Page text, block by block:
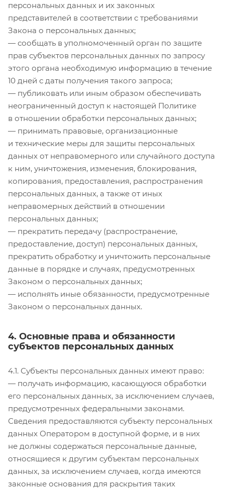
персональных данных и их законных
представителей в соответствии с требованиями
Закона о персональных данных;
— сообщать в уполномоченный орган по защите
прав субъектов персональных данных по запросу
этого органа необходимую информацию в течение
10 дней с даты получения такого запроса;
— публиковать или иным образом обеспечивать
неограниченный доступ к настоящей Политике
в отношении обработки персональных данных;
— принимать правовые, организационные
и технические меры для защиты персональных
данных от неправомерного или случайного доступа
к ним, уничтожения, изменения, блокирования,
копирования, предоставления, распространения
персональных данных, а также от иных
неправомерных действий в отношении
персональных данных;
— прекратить передачу (распространение,
предоставление, доступ) персональных данных,
прекратить обработку и уничтожить персональные
данные в порядке и случаях, предусмотренных
Законом о персональных данных;
— исполнять иные обязанности, предусмотренные
Законом о персональных данных.
4. Основные права и обязанности
субъектов персональных данных
4.1. Субъекты персональных данных имеют право:
— получать информацию, касающуюся обработки
его персональных данных, за исключением случаев,
предусмотренных федеральными законами.
Сведения предоставляются субъекту персональных
данных Оператором в доступной форме, и в них
не должны содержаться персональные данные,
относящиеся к другим субъектам персональных
данных, за исключением случаев, когда имеются
законные основания для раскрытия таких